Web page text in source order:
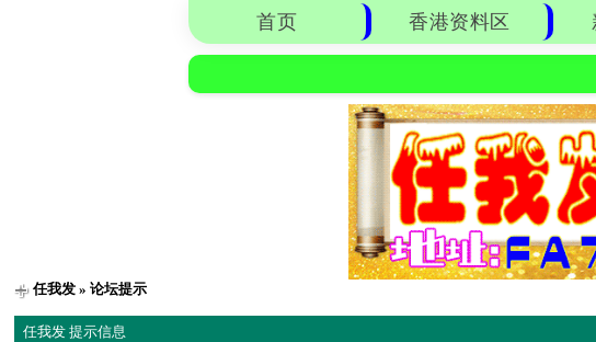
首页 香港资料区
任我发 » 论坛提示
任我发 提示信息